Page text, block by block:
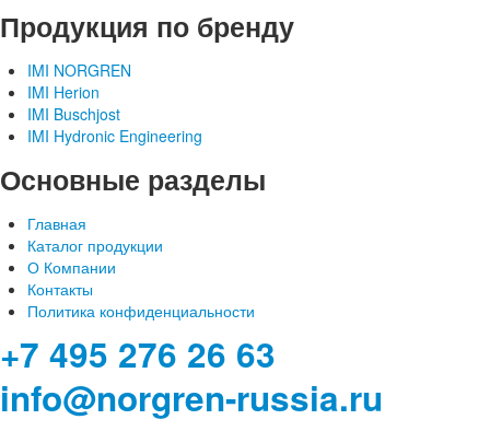
Продукция по бренду
IMI NORGREN
IMI Herion
IMI Buschjost
IMI Hydronic Engineering
Основные разделы
Главная
Каталог продукции
О Компании
Контакты
Политика конфиденциальности
+7 495 276 26 63
info@norgren-russia.ru